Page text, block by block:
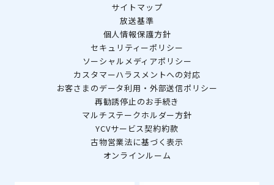
サイトマップ
放送基準
個人情報保護方針
セキュリティーポリシー
ソーシャルメディアポリシー
カスタマーハラスメントへの対応
お客さまのデータ利用・外部送信ポリシー
再勧誘停止のお手続き
マルチステークホルダー方針
YCVサービス契約約款
古物営業法に基づく表示
オンラインルーム